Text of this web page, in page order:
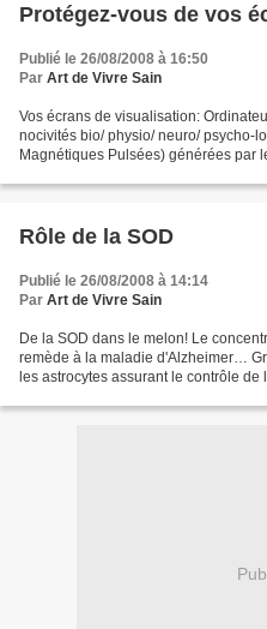
Protégez-vous de vos
Publié le 26/08/2008 à 16:50
Par Art de Vivre Sain
Vos écrans de visualisation:
nocivités bio/ physio/ neuro/ psycho-
Magnétiques Pulsées) générées par
Rôle de la SOD
Publié le 26/08/2008 à 14:14
Par Art de Vivre Sain
De la SOD dans le melon! Le
remède à la maladie d'Alzheimer…
les astrocytes assurant le contrôle de